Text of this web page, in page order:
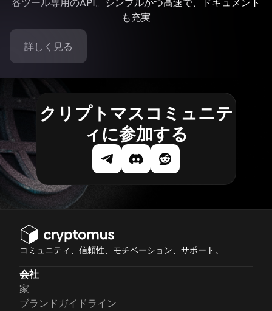
各ツール専用のAPI。シンプルかつ高速で、ドキュメント
も充実
詳しく見る
クリプトマスコミュニテ
ィに参加する
コミュニティ、信頼性、モチベーション、サポート。
会社
家
ブランドガイドライン